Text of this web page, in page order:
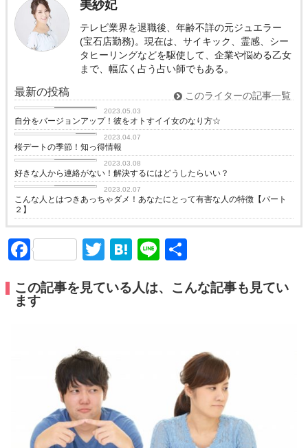
美紗妃
テレビ業界を退職後、年齢不詳の元ジュエラー
(宝石店勤務)。現在は、サイキック、霊感、シー
タヒーリングなどを駆使して、企業や悩める乙女
まで、幅広く占う占い師でもある。
最新の投稿 このライターの記事一覧
2023.05.03
自分をバージョンアップ！彼をオトすイイ女のなり方☆
love
2023.04.07
桜デートの季節！知っ得情報
恋愛コラム
2023.03.08
好きな人から連絡がない！解決するにはどうしたらいい？
恋愛コラム
2023.02.07
こんな人とはつきあっちゃダメ！あなたにとって有害な人の特徴【パート
２】
FacebookTwitter
Hatena
Line
この記事を見ている人は、こんな記事も見てい
ます